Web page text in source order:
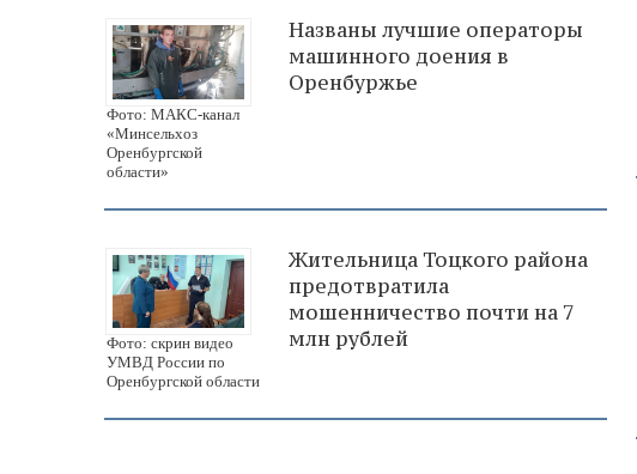
Фото: МАКС-канал
«Минсельхоз
Оренбургской
области»
Названы лучшие операторы
машинного доения в
Оренбуржье
Фото: скрин видео
УМВД России по
Оренбургской области
Жительница Тоцкого района
предотвратила
мошенничество почти на 7
млн рублей